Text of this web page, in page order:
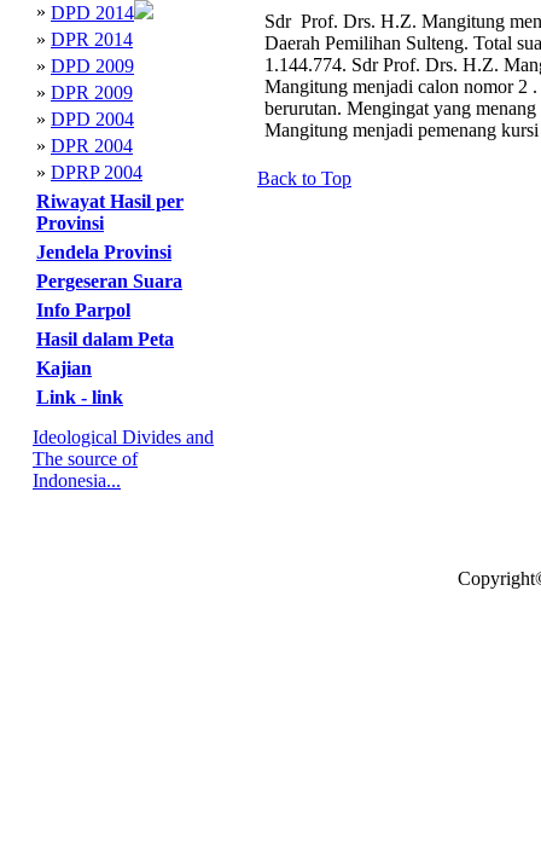
» DPD 2014
» DPR 2014
» DPD 2009
» DPR 2009
» DPD 2004
» DPR 2004
» DPRP 2004
Riwayat Hasil per
Provinsi
Jendela Provinsi
Pergeseran Suara
Info Parpol
Hasil dalam Peta
Kajian
Link - link
Ideological Divides and
The source of
Indonesia...
Sdr Prof. Drs. H.Z. Mangitung
Daerah Pemilihan Sulteng. Total
1.144.774. Sdr Prof. Drs. H.Z.
Mangitung menjadi calon nomor 2
berurutan. Mengingat yang
Mangitung menjadi pemenang
Back to Top